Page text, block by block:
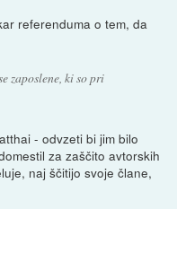
referenduma o tem, da
zaposlene, ki so pri
- odvzeti bi jim bilo
za zaščito avtorskih
naj ščitijo svoje člane,